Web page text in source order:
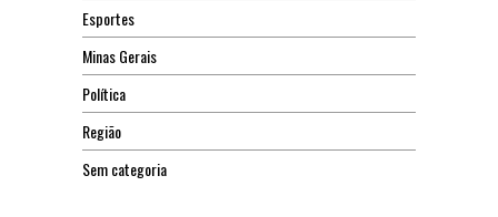
Esportes
Minas Gerais
Política
Região
Sem categoria